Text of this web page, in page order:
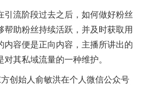
引流阶段过去之后，如何做好粉丝
帮助粉丝持续活跃，并及时获取用
内容便是正向内容，主播所讲出的
其私域流量的一种维护。
创始人俞敏洪在个人微信公众号